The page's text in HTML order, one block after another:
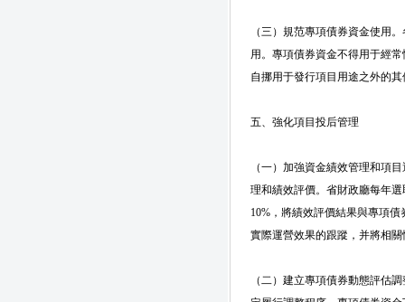
（三）規范專項債券資金使用
用。專項債券資金不得用于經
自挪用于發行項目用途之外的
五、強化項目投后管理
（一）加強資金績效管理和項
理和績效評價。省財政廳每年
10%，將績效評價結果與專項
實際運營效果的跟蹤，并將相
（二）建立專項債券動態評估